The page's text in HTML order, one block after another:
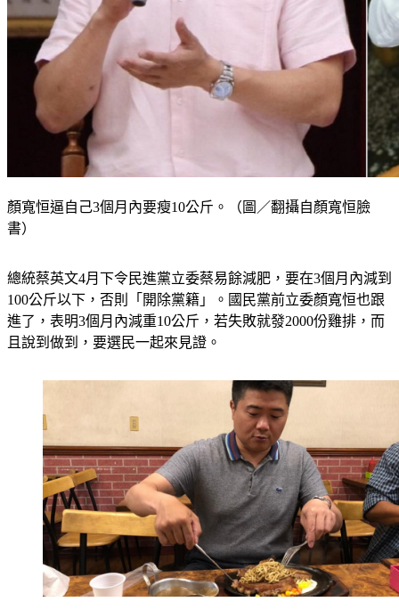
書）
100公斤以下，否則「開除黨籍」。國民黨前立委顏寬恒也跟
進了，表明3個月內減重10公斤，若失敗就發2000份雞排，而
且說到做到，要選民一起來見證。